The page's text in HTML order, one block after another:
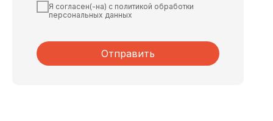
Я согласен(-на) с политикой обработки
персональных данных
Отправить